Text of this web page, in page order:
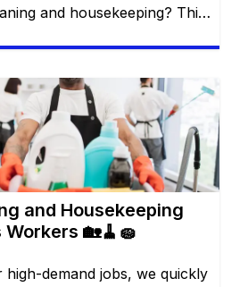
and housekeeping? This
show you exactly how this
and how it may be possible to
in […]
and Housekeeping
🏡🧹🧽
demand jobs, we quickly